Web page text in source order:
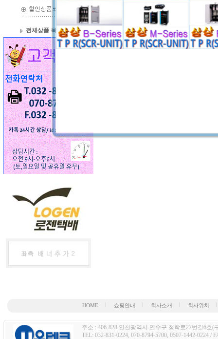
할인상품코너
전체상품 목록
HOME 쇼핑안내 회사소개 회사위치
주소 : 406-828 인천광역시 연수구 청학로27번길6호(
TEL: 032-831-0224, 070-8794-5700, 0507-1442-0224